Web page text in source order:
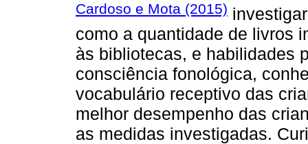
Cardoso e Mota (2015)
como a quantidade de livros
às bibliotecas, e habilidades
consciência fonológica,
vocabulário receptivo das
melhor desempenho das
as medidas investigadas.